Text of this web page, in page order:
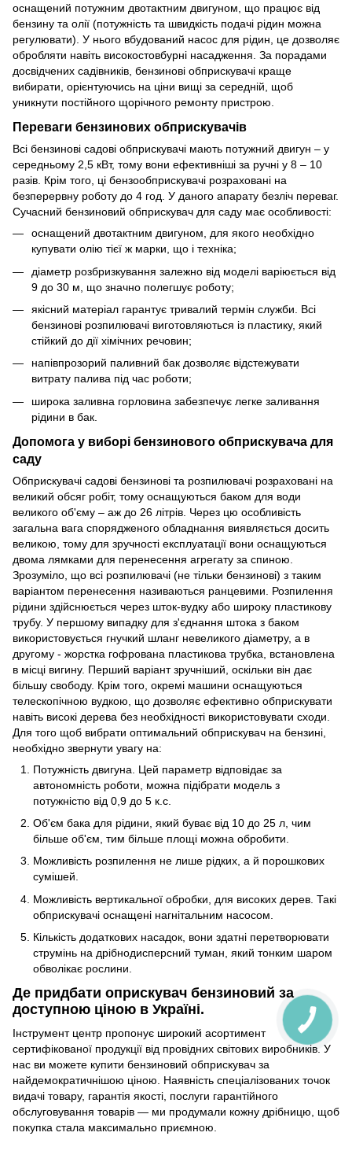
оснащений потужним двотактним двигуном, що працює від
бензину та олії (потужність та швидкість подачі рідин можна
регулювати). У нього вбудований насос для рідин, це дозволяє
обробляти навіть високостовбурні насадження. За порадами
досвідчених садівників, бензинові обприскувачі краще
вибирати, орієнтуючись на ціни вищі за середній, щоб
уникнути постійного щорічного ремонту пристрою.
Переваги бензинових обприскувачів
Всі бензинові садові обприскувачі мають потужний двигун – у
середньому 2,5 кВт, тому вони ефективніші за ручні у 8 – 10
разів. Крім того, ці бензообприскувачі розраховані на
безперервну роботу до 4 год. У даного апарату безліч переваг.
Сучасний бензиновий обприскувач для саду має особливості:
оснащений двотактним двигуном, для якого необхідно
купувати олію тієї ж марки, що і техніка;
діаметр розбризкування залежно від моделі варіюється від
9 до 30 м, що значно полегшує роботу;
якісний матеріал гарантує тривалий термін служби. Всі
бензинові розпилювачі виготовляються із пластику, який
стійкий до дії хімічних речовин;
напівпрозорий паливний бак дозволяє відстежувати
витрату палива під час роботи;
широка заливна горловина забезпечує легке заливання
рідини в бак.
Допомога у виборі бензинового обприскувача для
саду
Обприскувачі садові бензинові та розпилювачі розраховані на
великий обсяг робіт, тому оснащуються баком для води
великого об'єму – аж до 26 літрів. Через цю особливість
загальна вага спорядженого обладнання виявляється досить
великою, тому для зручності експлуатації вони оснащуються
двома лямками для перенесення агрегату за спиною.
Зрозуміло, що всі розпилювачі (не тільки бензинові) з таким
варіантом перенесення називаються ранцевими. Розпилення
рідини здійснюється через шток-вудку або широку пластикову
трубу. У першому випадку для з'єднання штока з баком
використовується гнучкий шланг невеликого діаметру, а в
другому - жорстка гофрована пластикова трубка, встановлена ​​
в місці вигину. Перший варіант зручніший, оскільки він дає
більшу свободу. Крім того, окремі машини оснащуються
телескопічною вудкою, що дозволяє ефективно обприскувати
навіть високі дерева без необхідності використовувати сходи.
Для того щоб вибрати оптимальний обприскувач на бензині,
необхідно звернути увагу на:
Потужність двигуна. Цей параметр відповідає за
автономність роботи, можна підібрати модель з
потужністю від 0,9 до 5 к.с.
Об'єм бака для рідини, який буває від 10 до 25 л, чим
більше об'єм, тим більше площі можна обробити.
Можливість розпилення не лише рідких, а й порошкових
сумішей.
Можливість вертикальної обробки, для високих дерев. Такі
обприскувачі оснащені нагнітальним насосом.
Кількість додаткових насадок, вони здатні перетворювати
струмінь на дрібнодисперсний туман, який тонким шаром
обволікає рослини.
Де придбати оприскувач бензиновий за
доступною ціною в Україні.
Інструмент центр пропонує широкий асортимент
сертифікованої продукції від провідних світових виробників. У
нас ви можете купити бензиновий обприскувач за
найдемократичнішою ціною. Наявність спеціалізованих точок
видачі товару, гарантія якості, послуги гарантійного
обслуговування товарів — ми продумали кожну дрібницю, щоб
покупка стала максимально приємною.